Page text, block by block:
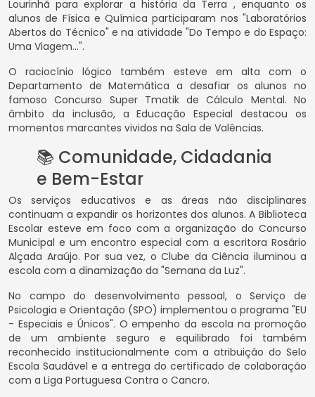
Lourinhã para explorar a história da Terra , enquanto os
alunos de Física e Química participaram nos "Laboratórios
Abertos do Técnico" e na atividade "Do Tempo e do Espaço:
Uma Viagem...".
O raciocínio lógico também esteve em alta com o
Departamento de Matemática a desafiar os alunos no
famoso Concurso Super Tmatik de Cálculo Mental. No
âmbito da inclusão, a Educação Especial destacou os
momentos marcantes vividos na Sala de Valências.
📚 Comunidade, Cidadania
e Bem-Estar
Os serviços educativos e as áreas não disciplinares
continuam a expandir os horizontes dos alunos. A Biblioteca
Escolar esteve em foco com a organização do Concurso
Municipal e um encontro especial com a escritora Rosário
Alçada Araújo. Por sua vez, o Clube da Ciência iluminou a
escola com a dinamização da "Semana da Luz".
No campo do desenvolvimento pessoal, o Serviço de
Psicologia e Orientação (SPO) implementou o programa "EU
- Especiais e Únicos". O empenho da escola na promoção
de um ambiente seguro e equilibrado foi também
reconhecido institucionalmente com a atribuição do Selo
Escola Saudável e a entrega do certificado de colaboração
com a Liga Portuguesa Contra o Cancro.